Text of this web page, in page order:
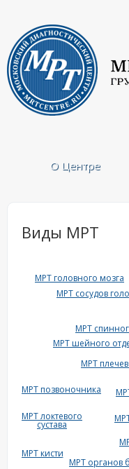
О Центре
Виды МРТ
МРТ головного мозга
МРТ сосудов
МРТ шейного
МРТ
МРТ позвоночника
МРТ локтевого
сустава
МРТ кисти
МРТ органов
МРТ